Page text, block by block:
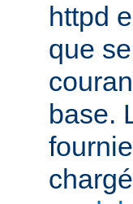
httpd
que
base.